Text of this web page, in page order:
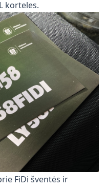
korteles.
FiDi šventės ir